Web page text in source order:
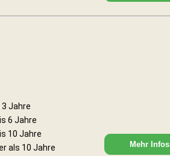
3 Jahre
6 Jahre
10 Jahre
als 10 Jahre Mehr Infos